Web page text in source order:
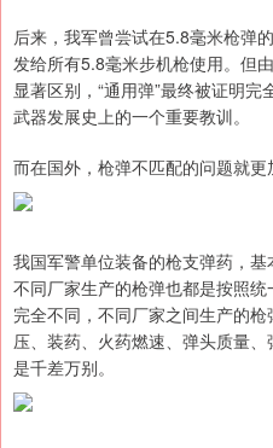
后来，我军曾尝试在5.8毫米枪弹
发给所有5.8毫米步机枪使用。但
显著区别，“通用弹”最终被证明
武器发展史上的一个重要教训。
而在国外，枪弹不匹配的问题就更
我国军警单位装备的枪支弹药，
不同厂家生产的枪弹也都是按照
完全不同，不同厂家之间生产的
压、装药、火药燃速、弹头质量
是千差万别。